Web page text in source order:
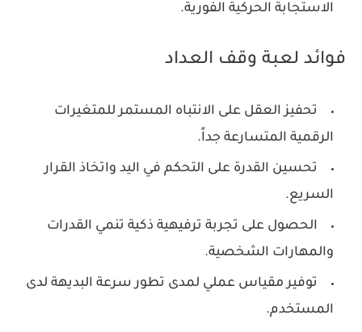
الاستجابة الحركية الفورية.
فوائد لعبة وقف العداد
تحفيز العقل على الانتباه المستمر للمتغيرات
الرقمية المتسارعة جداً.
تحسين القدرة على التحكم في اليد واتخاذ القرار
السريع.
الحصول على تجربة ترفيهية ذكية تنمي القدرات
والمهارات الشخصية.
توفير مقياس عملي لمدى تطور سرعة البديهة لدى
المستخدم.